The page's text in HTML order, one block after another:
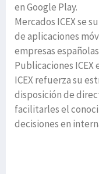
en Google Play.
Mercados ICEX se
de aplicaciones
empresas
Publicaciones ICEX
ICEX refuerza su
disposición de
facilitarles el
decisiones en